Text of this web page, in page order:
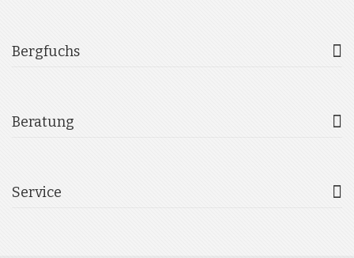
Bergfuchs
Beratung
Service